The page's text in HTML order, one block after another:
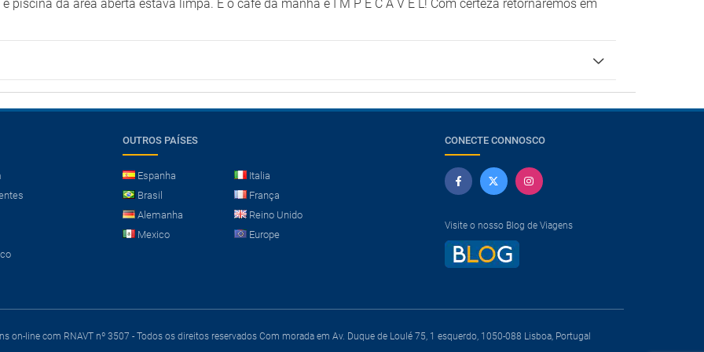
da área aberta estava limpa. E o café da manhã é I M P E C Á V E L! Com certeza retornaremos em
OUTROS PAÍSES
Espanha
Italia
Brasil
França
Alemanha
Reino Unido
Mexico
Europe
CONECTE CONNOSCO
Visite o nosso Blog de Viagens
on-line com RNAVT nº 3507 - Todos os direitos reservados Com morada em Av. Duque de Loulé 75, 1 esquerdo, 1050-088 Lisboa, Portugal